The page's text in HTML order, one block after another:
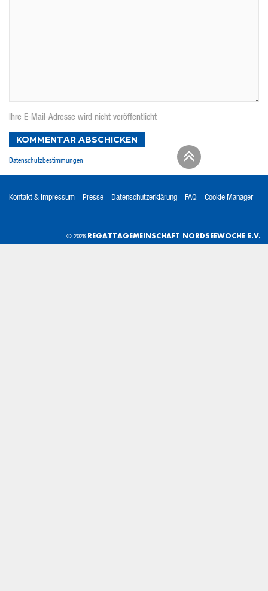
Ihre E-Mail-Adresse wird nicht veröffentlicht
KOMMENTAR ABSCHICKEN
Datenschutzbestimmungen
Kontakt & Impressum Presse Datenschutzerklärung FAQ Cookie Manager
© 2026 REGATTAGEMEINSCHAFT NORDSEEWOCHE E.V.